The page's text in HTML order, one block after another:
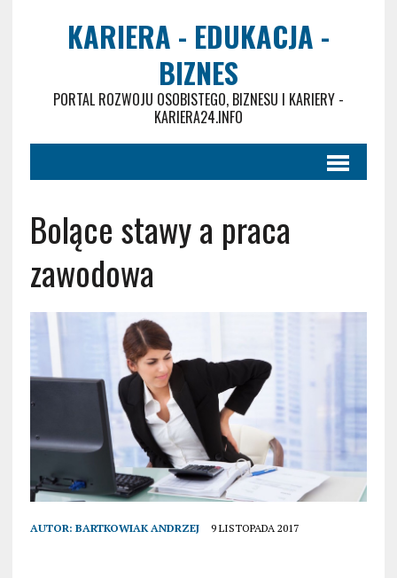
KARIERA - EDUKACJA -
BIZNES
PORTAL ROZWOJU OSOBISTEGO, BIZNESU I KARIERY -
KARIERA24.INFO
Bolące stawy a praca
zawodowa
AUTOR: BARTKOWIAK ANDRZEJ 9 LISTOPADA 2017